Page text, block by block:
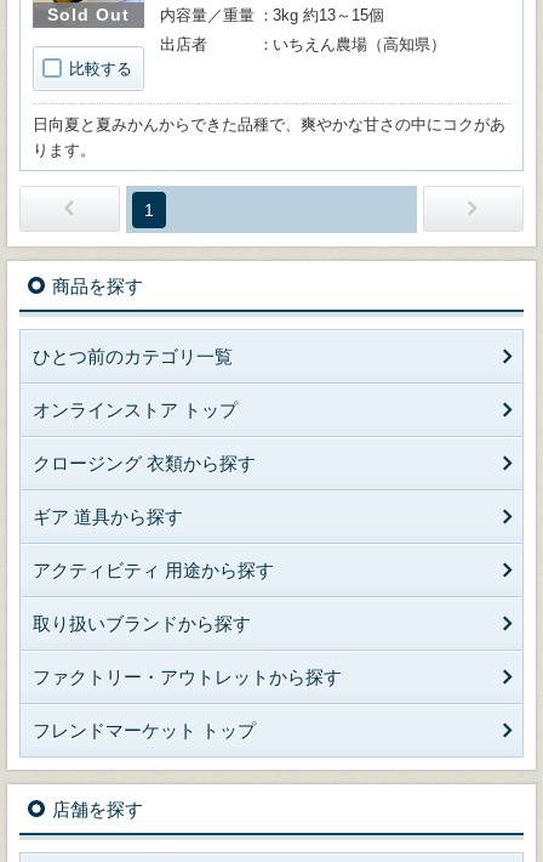
Sold Out
比較する
内容量／重量
3kg 約13～15個
出店者
いちえん農場（高知県）
日向夏と夏みかんからできた品種で、爽やかな甘さの中にコクがあ
ります。
1
商品を探す
ひとつ前のカテゴリ一覧
オンラインストア トップ
クロージング 衣類から探す
ギア 道具から探す
アクティビティ 用途から探す
取り扱いブランドから探す
ファクトリー・アウトレットから探す
フレンドマーケット トップ
店舗を探す